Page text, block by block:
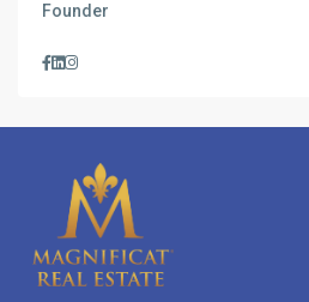
Founder